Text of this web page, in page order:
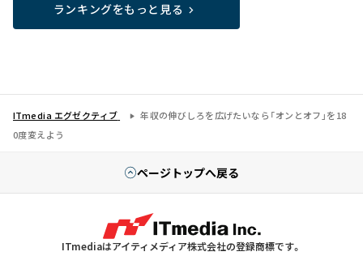
ランキングをもっと見る
ITmedia エグゼクティブ
年収の伸びしろを広げたいなら「オンとオフ」を18
0度変えよう
ページトップへ戻る
ITmediaはアイティメディア株式会社の登録商標です。